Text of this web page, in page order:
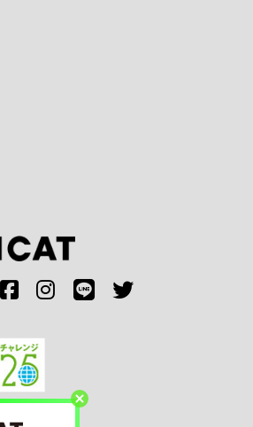
IDOG ICE HOLD ネ
ッククーラー 保冷剤